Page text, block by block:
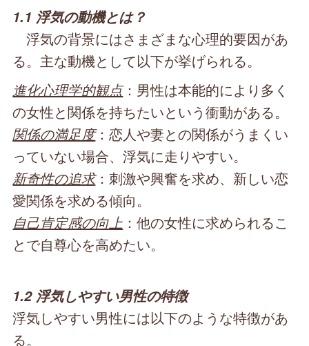
1.1 浮気の動機とは？
浮気の背景にはさまざまな心理的要因があ
る。主な動機として以下が挙げられる。
進化心理学的観点：男性は本能的により多く
の女性と関係を持ちたいという衝動がある。
関係の満足度：恋人や妻との関係がうまくい
っていない場合、浮気に走りやすい。
新奇性の追求：刺激や興奮を求め、新しい恋
愛関係を求める傾向。
自己肯定感の向上 ：他の女性に求められるこ
とで自尊心を高めたい。
1.2 浮気しやすい男性の特徴
浮気しやすい男性には以下のような特徴があ
る。